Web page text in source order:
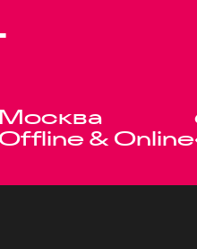
Москва
Offline & Online